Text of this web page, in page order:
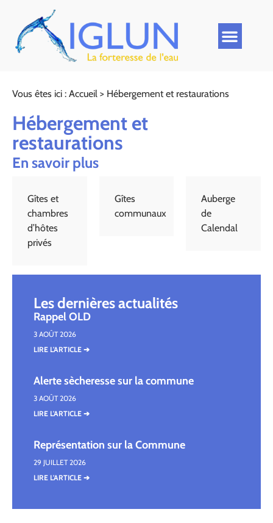
Vous êtes ici : Accueil > Hébergement et restaurations
Hébergement et
restaurations
En savoir plus
Gîtes et
chambres
d’hôtes
privés
Gîtes
communaux
Auberge
de
Calendal
Les dernières actualités
Rappel OLD
3 AOÛT 2026
LIRE L'ARTICLE ➔
Alerte sècheresse sur la commune
3 AOÛT 2026
LIRE L'ARTICLE ➔
Représentation sur la Commune
29 JUILLET 2026
LIRE L'ARTICLE ➔